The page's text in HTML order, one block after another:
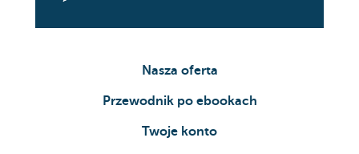
Nasza oferta
Przewodnik po ebookach
Twoje konto